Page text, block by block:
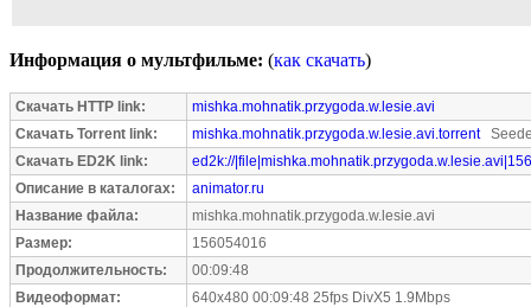
Информация о мультфильме: (как скачать)
Скачать HTTP link:
mishka.mohnatik.przygoda.w.lesie.avi
Скачать Torrent link:
mishka.mohnatik.przygoda.w.lesie.avi.torrent
Скачать ED2K link:
ed2k://
Описание в каталогах:
animator.ru
Название файла:
mishka.mohnatik.przygoda.w.lesie.avi
Размер:
156054016
Продолжительность:
00:09:48
Видеоформат:
640x480 00:09:48 25fps DivX5 1.9Mbps